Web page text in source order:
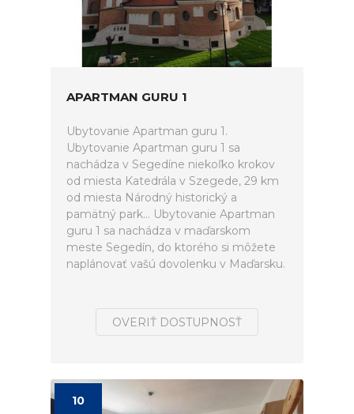
APARTMAN GURU 1
Ubytovanie Apartman guru 1.
Ubytovanie Apartman guru 1 sa
nachádza v Segedíne niekoľko krokov
od miesta Katedrála v Szegede, 29 km
od miesta Národný historický a
pamätný park... Ubytovanie Apartman
guru 1 sa nachádza v maďarskom
meste Segedín, do ktorého si môžete
naplánovať vašú dovolenku v Maďarsku.
OVERIŤ DOSTUPNOSŤ
10